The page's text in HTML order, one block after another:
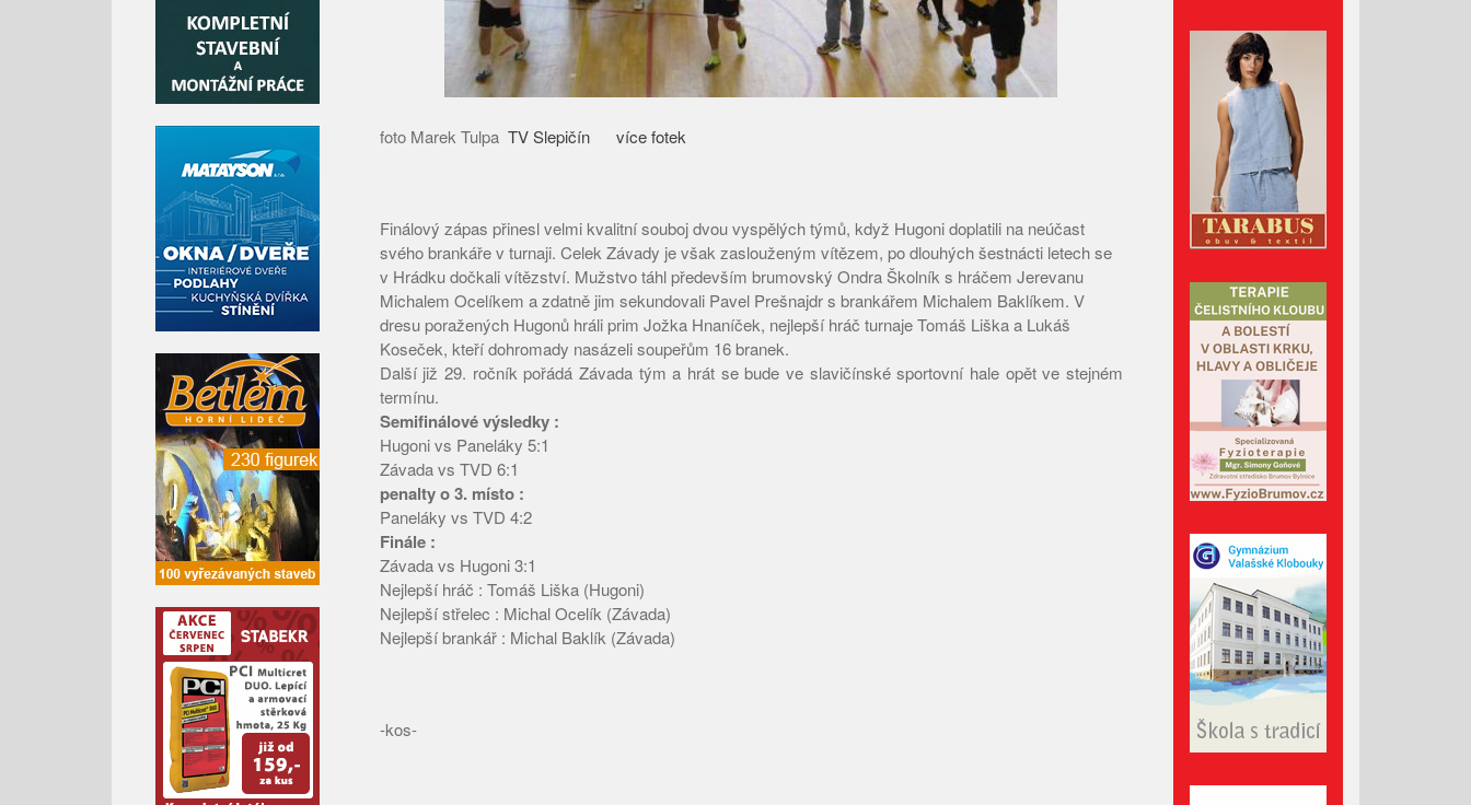
Listopad 2023
Říjen 2023
Září 2023
Srpen 2023
Červenec 2023
Červen 2023
Květen 2023
Duben 2023
Březen 2023
Únor 2023
Leden 2023
Prosinec 2022
Listopad 2022
Říjen 2022
Září 2022
Srpen 2022
Červenec 2022
Červen 2022
Květen 2022
Duben 2022
Březen 2022
Únor 2022
foto Marek Tulpa TV Slepičín více fotek
Finálový zápas přinesl velmi kvalitní souboj dvou vyspělých týmů, když Hugoni doplatili na neúčast
svého brankáře v turnaji. Celek Závady je však zaslouženým vítězem, po dlouhých šestnácti letech se
v Hrádku dočkali vítězství. Mužstvo táhl především brumovský Ondra Školník s hráčem Jerevanu
Michalem Ocelíkem a zdatně jim sekundovali Pavel Prešnajdr s brankářem Michalem Baklíkem. V
dresu poražených Hugonů hráli prim Jožka Hnaníček, nejlepší hráč turnaje Tomáš Liška a Lukáš
Koseček, kteří dohromady nasázeli soupeřům 16 branek.
Další již 29. ročník pořádá Závada tým a hrát se bude ve slavičínské sportovní hale opět ve stejném
termínu.
Semifinálové výsledky :
Hugoni vs Paneláky 5:1
Závada vs TVD 6:1
penalty o 3. místo :
Paneláky vs TVD 4:2
Finále :
Závada vs Hugoni 3:1
Nejlepší hráč : Tomáš Liška (Hugoni)
Nejlepší střelec : Michal Ocelík (Závada)
Nejlepší brankář : Michal Baklík (Závada)
-kos-